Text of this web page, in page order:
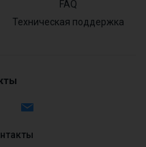
FAQ
Техническая поддержка